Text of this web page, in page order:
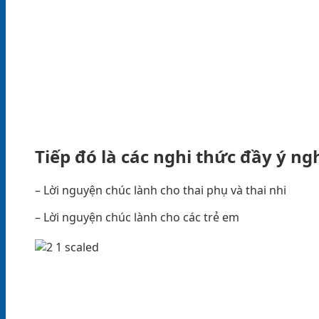
Tiếp đó là các nghi thức đầy ý
– Lời nguyện chúc lành cho thai phụ và thai nhi
– Lời nguyện chúc lành cho các trẻ em